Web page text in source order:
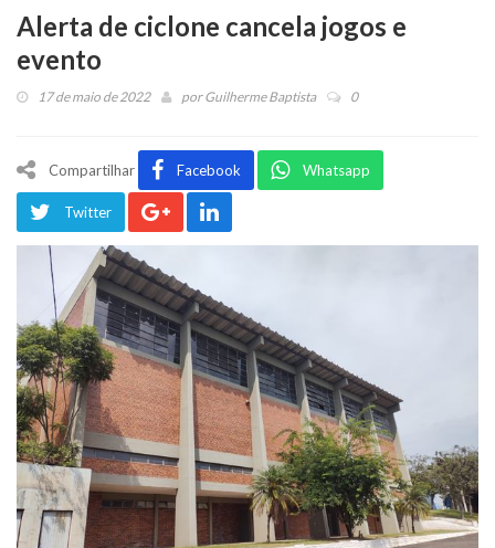
Alerta de ciclone cancela jogos e
evento
17 de maio de 2022 porGuilherme Baptista 0
Compartilhar Facebook Whatsapp
Twitter